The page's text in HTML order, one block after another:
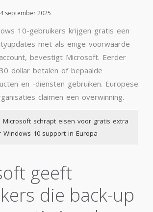
september 2025
10-gebruikers krijgen gratis een
met als enige voorwaarde
bevestigt Microsoft. Eerder
dollar betalen of bepaalde
en -diensten gebruiken. Europese
claimen een overwinning.
Microsoft schrapt eisen voor gratis extra
Windows 10-support in Europa
geeft
die back-up